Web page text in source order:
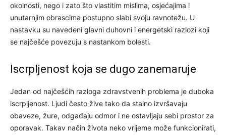
okolnosti, nego i zato što vlastitim mislima, osjećajima i
unutarnjim obrascima postupno slabi svoju ravnotežu. U
nastavku su navedeni glavni duhovni i energetski razlozi koji
se najčešće povezuju s nastankom bolesti.
Iscrpljenost koja se dugo zanemaruje
Jedan od najčešćih razloga zdravstvenih problema je duboka
iscrpljenost. Ljudi često žive tako da stalno izvršavaju
obaveze, žure, odgađaju odmor i ne ostavljaju sebi prostor za
oporavak. Takav način života neko vrijeme može funkcionirati,